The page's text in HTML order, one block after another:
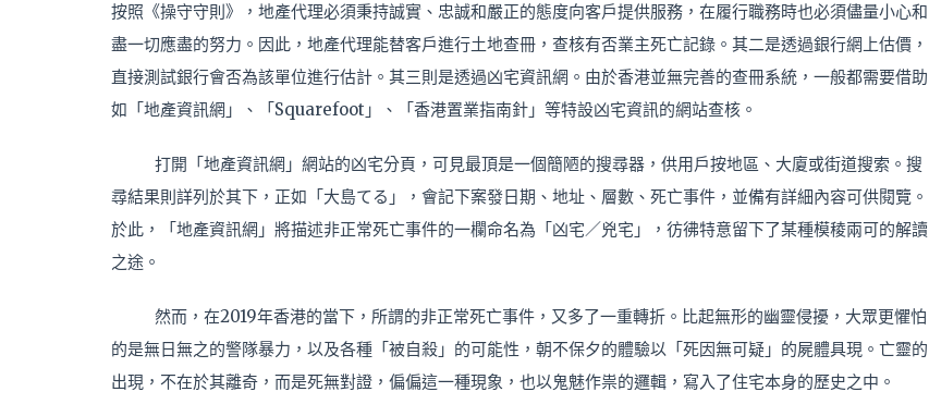
按照《操守守則》，地產代理必須秉持誠實、忠誠和嚴正的態度向客戶提供服務，在履行職務時也必須儘量小心和
盡一切應盡的努力。因此，地產代理能替客戶進行土地查冊，查核有否業主死亡記錄。其二是透過銀行網上估價，
直接測試銀行會否為該單位進行估計。其三則是透過凶宅資訊網。由於香港並無完善的查冊系統，一般都需要借助
如「地產資訊網」、「Squarefoot」、「香港置業指南針」等特設凶宅資訊的網站查核。
打開「地產資訊網」網站的凶宅分頁，可見最頂是一個簡陋的搜尋器，供用戶按地區、大廈或街道搜索。搜
尋結果則詳列於其下，正如「大島てる」，會記下案發日期、地址、層數、死亡事件，並備有詳細內容可供閱覽。
於此，「地產資訊網」將描述非正常死亡事件的一欄命名為「凶宅／兇宅」，彷彿特意留下了某種模稜兩可的解讀
之途。
然而，在2019年香港的當下，所謂的非正常死亡事件，又多了一重轉折。比起無形的幽靈侵擾，大眾更懼怕
的是無日無之的警隊暴力，以及各種「被自殺」的可能性，朝不保夕的體驗以「死因無可疑」的屍體具現。亡靈的
出現，不在於其離奇，而是死無對證，偏偏這一種現象，也以鬼魅作祟的邏輯，寫入了住宅本身的歷史之中。